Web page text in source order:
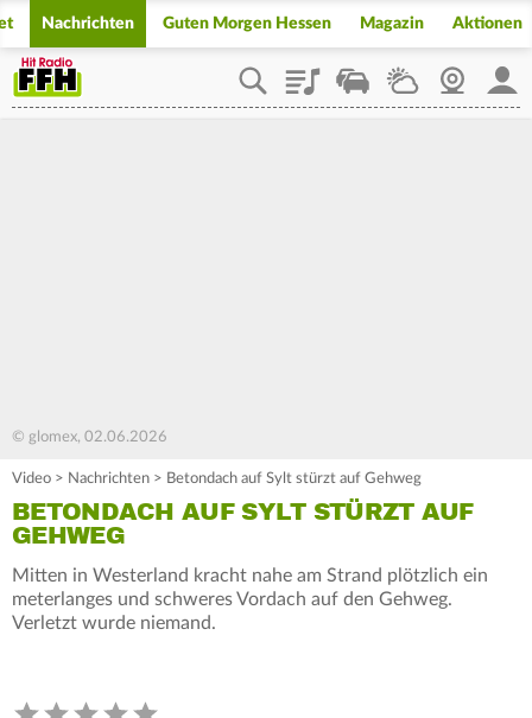
Nachrichten Guten Morgen Hessen Magazin Aktionen
PlaylistStaupilotWetterWebcam
© glomex, 02.06.2026
Video > Nachrichten > Betondach auf Sylt stürzt auf Gehweg
BETONDACH AUF SYLT STÜRZT AUF
GEHWEG
Mitten in Westerland kracht nahe am Strand plötzlich ein
meterlanges und schweres Vordach auf den Gehweg.
Verletzt wurde niemand.